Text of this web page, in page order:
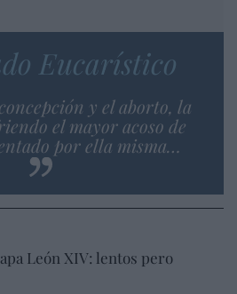
Eucarístico
y el aborto, la
el mayor acoso de
por ella misma…
León XIV: lentos pero